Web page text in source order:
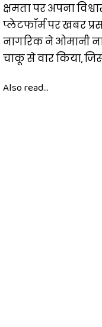
क्षमता पर अपना
प्लेटफॉर्म पर खबर
नागरिक ने ओमानी
चाकू से वार किया,
Also read...